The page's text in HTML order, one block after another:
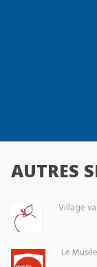
AUTRES
Village
Le